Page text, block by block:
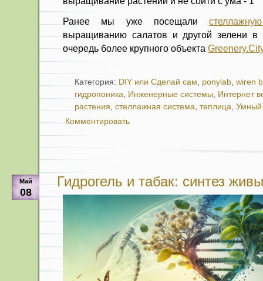
Ранее мы уже посещали
выращиванию салатов и другой зелени в
очередь более крупного объекта
Категория: DIY или Сделай сам, ponylab, wiren
гидропоника, Инженерные системы, Интернет
растения, стеллажная система, теплица,
Комментировать
Май
08
Гидрогель и табак: синтез